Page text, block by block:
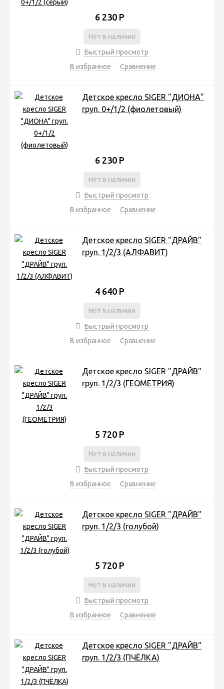
6 230 Р
Нет в наличии
Быстрый просмотр
В избранное
Сравнение
Детское кресло SIGER "ДИОНА"
груп. 0+/1/2 (фиолетовый)
6 230 Р
Нет в наличии
Быстрый просмотр
В избранное
Сравнение
Детское кресло SIGER "ДРАЙВ"
груп. 1/2/3 (АЛФАВИТ)
4 640 Р
Нет в наличии
Быстрый просмотр
В избранное
Сравнение
Детское кресло SIGER "ДРАЙВ"
груп. 1/2/3 (ГЕОМЕТРИЯ)
5 720 Р
Нет в наличии
Быстрый просмотр
В избранное
Сравнение
Детское кресло SIGER "ДРАЙВ"
груп. 1/2/3 (голубой)
5 720 Р
Нет в наличии
Быстрый просмотр
В избранное
Сравнение
Детское кресло SIGER "ДРАЙВ"
груп. 1/2/3 (ПЧЁЛКА)